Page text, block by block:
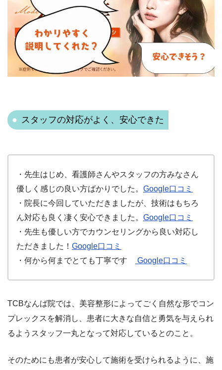
スタッフの対応がよく、安心できた
・先生はじめ、看護師さんやスタッフの方みなさん
優しく感じの良い方ばかりでした。 Google口コミ
・院長に今回していただきましたが、技術はもちろ
ん対応も良く凄く安心できました。 Google口コミ
・先生も優しい方でカウンセリングから良い対応し
ただきました！ Google口コミ
・何から何までとても丁寧です
Google口コミ
TCBなんば院では、美容整形によってごく自然な形でコン
プレックスを解消し、患者に大きな自信と勇気を与えられ
るようスタッフ一丸となって対応しているとのこと。
そのためにも患者が安心して施術を受けられるように、施